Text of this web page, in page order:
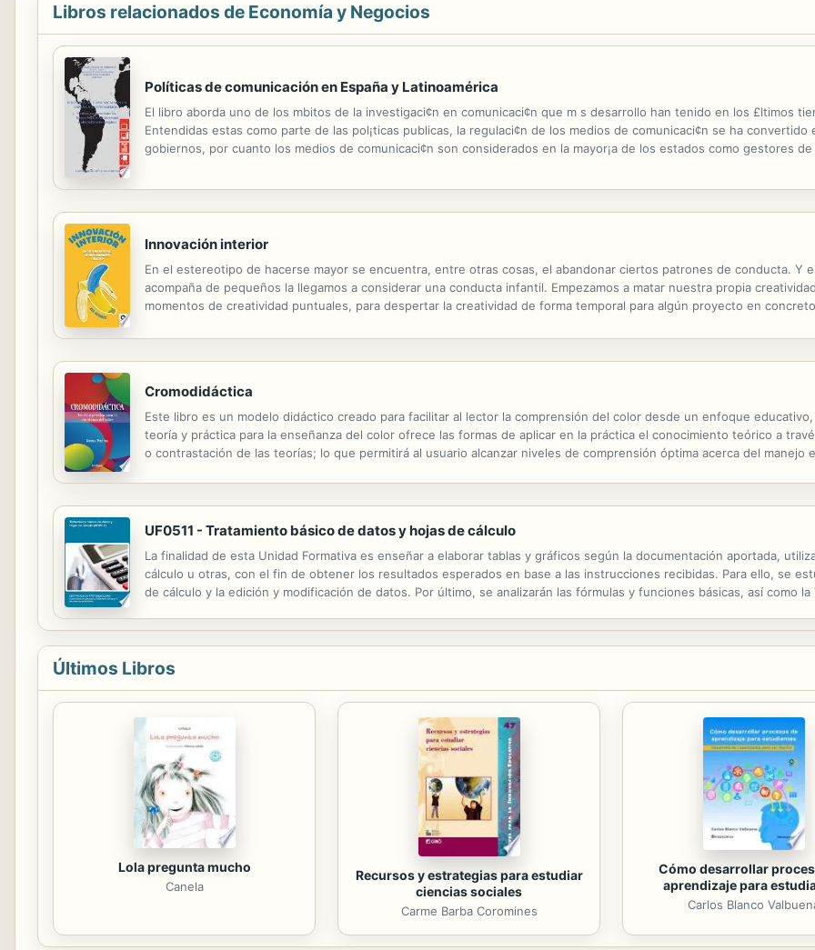
Libros relacionados de Economía y Negocios
Políticas de comunicación en España y Latinoamérica
El libro aborda uno de los mbitos de la investigaci¢n en comunicaci¢n que m s desarrollo han tenido en los £ltimos
Entendidas estas como parte de las pol¡ticas publicas, la regulaci¢n de los medios de comunicaci¢n se ha
gobiernos, por cuanto los medios de comunicaci¢n son considerados en la mayor¡a de los estados como gestores
Innovación interior
En el estereotipo de hacerse mayor se encuentra, entre otras cosas, el abandonar ciertos patrones de conducta. Y
acompaña de pequeños la llegamos a considerar una conducta infantil. Empezamos a matar nuestra propia
momentos de creatividad puntuales, para despertar la creatividad de forma temporal para algún proyecto en
Cromodidáctica
Este libro es un modelo didáctico creado para facilitar al lector la comprensión del color desde un enfoque
teoría y práctica para la enseñanza del color ofrece las formas de aplicar en la práctica el conocimiento teórico a
o contrastación de las teorías; lo que permitirá al usuario alcanzar niveles de comprensión óptima acerca del
UF0511 - Tratamiento básico de datos y hojas de cálculo
La finalidad de esta Unidad Formativa es enseñar a elaborar tablas y gráficos según la documentación aportada,
cálculo u otras, con el fin de obtener los resultados esperados en base a las instrucciones recibidas. Para ello, se
de cálculo y la edición y modificación de datos. Por último, se analizarán las fórmulas y funciones básicas, así como
Últimos Libros
Lola pregunta mucho
Canela
Recursos y estrategias para estudiar
ciencias sociales
Carme Barba Coromines
Cómo desarrollar
aprendizaje para
Carlos Blanco